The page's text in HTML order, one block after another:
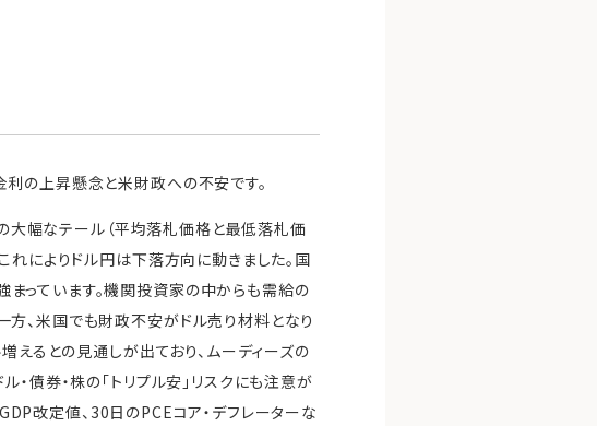
の上昇懸念と米財政への不安です。
幅なテール（平均落札価格と最低落札価
によりドル円は下落方向に動きました。国
っています。機関投資家の中からも需給の
、米国でも財政不安がドル売り材料となり
るとの見通しが出ており、ムーディーズの
債券・株の「トリプル安」リスクにも注意が
改定値、30日のPCEコア・デフレーターな